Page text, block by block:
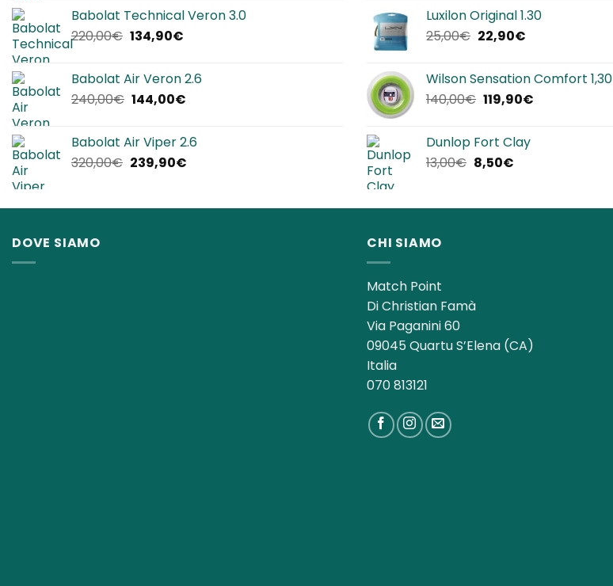
era:
280,00€.
è:
Babolat Technical Veron 3.0
220,00€ Il
era:
220,00€.
134,90€Il
è:
134,90€.
Babolat Air Veron 2.6
240,00€ Il
era:
240,00€.
144,00€Il
è:
144,00€.
Babolat Air Viper 2.6
320,00€ Il
era:
239,90€Il
è:
era:
12,00€.
è:
8,50€.
Luxilon Original 1.30
25,00€ Il
era:
25,00€.
22,90€Il
è:
22,90€.
Wilson Sensation Comfort 1,30
140,00€ Il
era:
140,00€.
119,90€Il
Dunlop Fort Clay
13,00€ Il
era:
8,50€Il
è:
DOVE SIAMO CHI SIAMO
Match Point
Di Christian Famà
Via Paganini 60
09045 Quartu S’Elena (CA)
Italia
070 813121